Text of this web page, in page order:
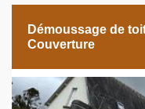
Démoussage de
Couverture